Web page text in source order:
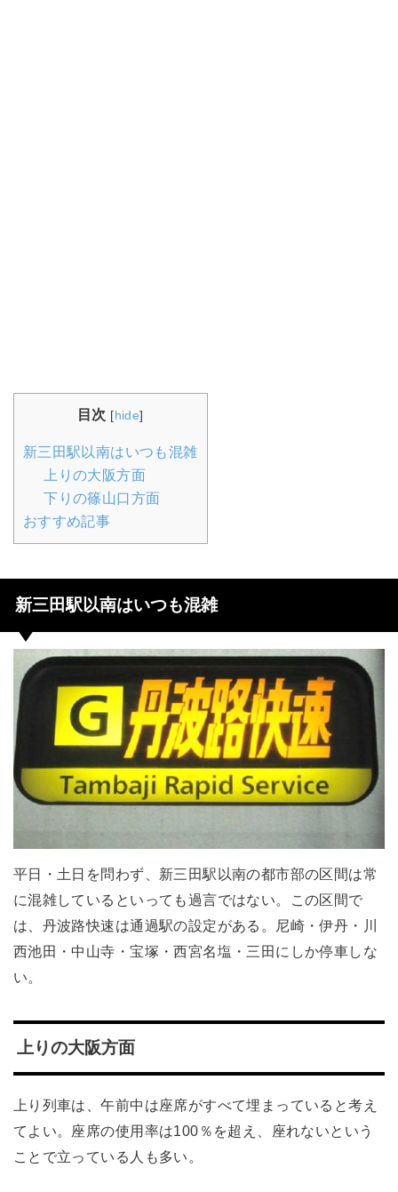
目次 [hide]
新三田駅以南はいつも混雑
上りの大阪方面
下りの篠山口方面
おすすめ記事
新三田駅以南はいつも混雑
平日・土日を問わず、新三田駅以南の都市部の区間は常
に混雑しているといっても過言ではない。この区間で
は、丹波路快速は通過駅の設定がある。尼崎・伊丹・川
西池田・中山寺・宝塚・西宮名塩・三田にしか停車しな
い。
上りの大阪方面
上り列車は、午前中は座席がすべて埋まっていると考え
てよい。座席の使用率は100％を超え、座れないという
ことで立っている人も多い。